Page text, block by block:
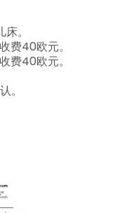
。
费40欧元。
费40欧元。
。